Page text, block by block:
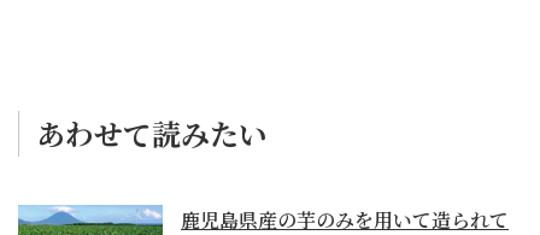
あわせて読みたい
鹿児島県産の芋のみを用いて造られて